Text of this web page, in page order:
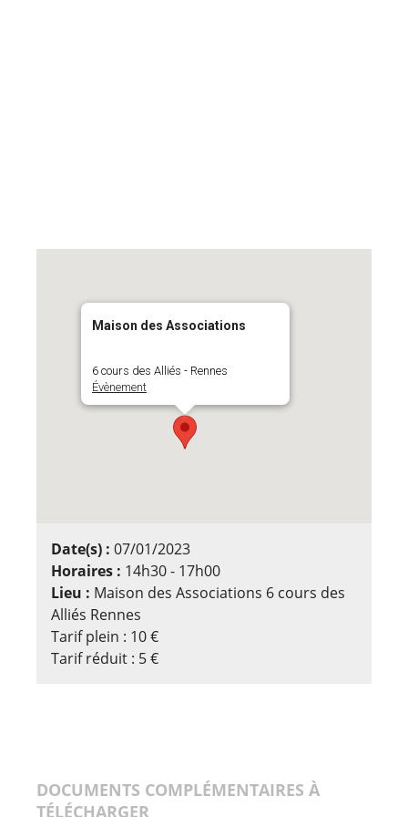
Maison des Associations
6 cours des Alliés - Rennes
Évènement
Date(s) : 07/01/2023
Horaires : 14h30 - 17h00
Lieu : Maison des Associations 6 cours des
Alliés Rennes
Tarif plein : 10 €
Tarif réduit : 5 €
DOCUMENTS COMPLÉMENTAIRES À
TÉLÉCHARGER